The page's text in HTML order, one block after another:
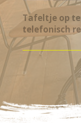
Tafeltje op
telefonisch